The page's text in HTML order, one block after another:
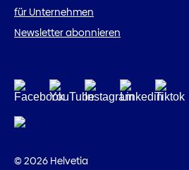
für Unternehmen
Newsletter abonnieren
© 2026 Helvetia